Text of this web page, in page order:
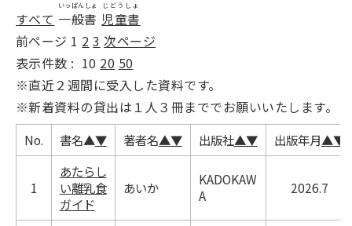
すべて 一般書
いっぱんしょ
児童書
じどうしょ
前ページ 1 2 3 次ページ
10 20 50
※直近２週間に受入した資料です。
※新着資料の貸出は１人３冊まででお願いいたします。
No. 書名▲▼ 著者名▲▼ 出版社▲▼ 出版年月▲▼
1
あたらし
い離乳食
ガイド
あいか
KADOKAW
A
2026.7